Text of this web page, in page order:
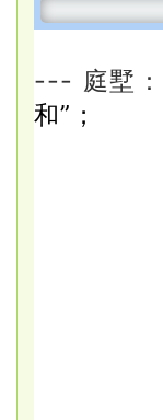
--- 庭墅：
和”；